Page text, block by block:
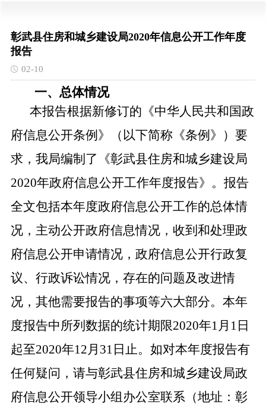
彰武县住房和城乡建设局2020年信息公开工作年度
报告
02-10
一、总体情况
本报告根据新修订的《中华人民共和国政
府信息公开条例》（以下简称《条例》）要
求，我局编制了《彰武县住房和城乡建设局
2020年政府信息公开工作年度报告》。报告
全文包括本年度政府信息公开工作的总体情
况，主动公开政府信息情况，收到和处理政
府信息公开申请情况，政府信息公开行政复
议、行政诉讼情况，存在的问题及改进情
况，其他需要报告的事项等六大部分。本年
度报告中所列数据的统计期限2020年1月1日
起至2020年12月31日止。如对本年度报告有
任何疑问，请与彰武县住房和城乡建设局政
府信息公开领导小组办公室联系（地址：彰